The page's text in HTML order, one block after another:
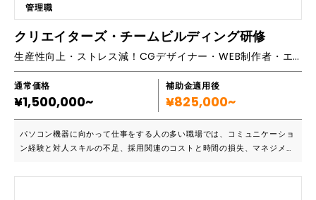
企業が、架電の一部をAIに置き換えることで、数百万円単位の月間コスト
削減に成功した事例があります。 ・回収率の安定化： リスト漏れや架電
忘れがゼロになったことで、回収スピードが早まり、キャッシュフローの
改善につながったという評価をいただいています。 ・採用難の克服：
「求人を出しても応募が来ない」という課題を抱えていた企業が、AI導入
により欠員補充の必要がなくなり、組織運営が安定したケースもございま
す。
管理職
クリエイターズ・チームビルディング研修
生産性向上・ストレス減！CGデザイナー・WEB制作者・エンジニアのリーダーのためのコミュニケーションとチームビルディング研修
通常価格
¥1,500,000~
補助金適用後
¥825,000~
パソコン機器に向かって仕事をする人の多い職場では、コミュニケーショ
ン経験と対人スキルの不足、採用関連のコストと時間の損失、マネジメン
コミュニケーションや様々な体験型ワークを通じ、自己の価値、自社の価